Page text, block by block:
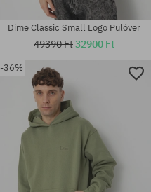
Dime Classic Small Logo Pulóver
49390 Ft32900 Ft
-36%